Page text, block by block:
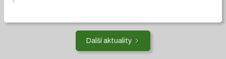
Další aktuality